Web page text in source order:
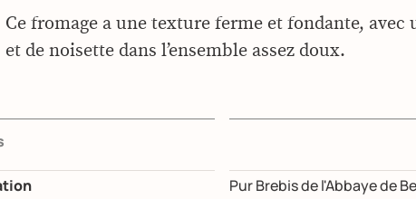
Ce fromage a une texture ferme et fondante, avec
et de noisette dans l’ensemble assez doux.
Pur Brebis de l'Abbaye de